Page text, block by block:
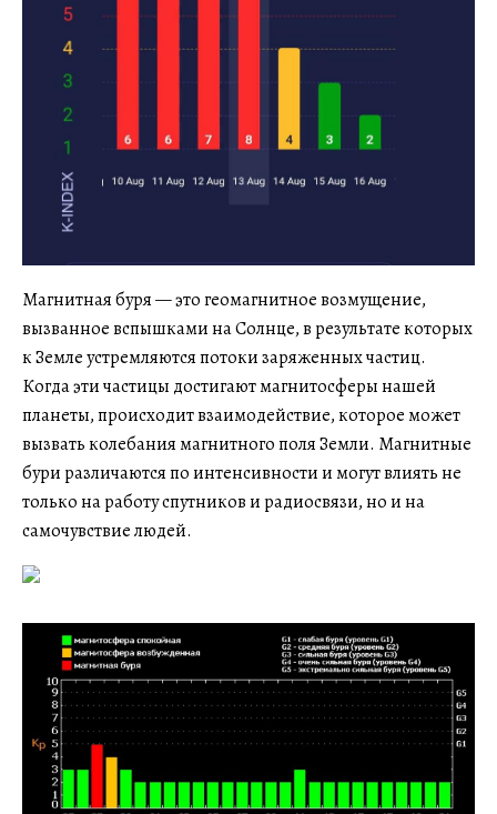
Магнитная буря — это геомагнитное возмущение,
вызванное вспышками на Солнце, в результате которых
к Земле устремляются потоки заряженных частиц.
Когда эти частицы достигают магнитосферы нашей
планеты, происходит взаимодействие, которое может
вызвать колебания магнитного поля Земли. Магнитные
бури различаются по интенсивности и могут влиять не
только на работу спутников и радиосвязи, но и на
самочувствие людей.